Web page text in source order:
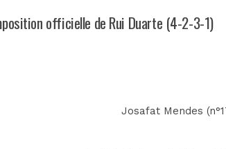
officielle de Rui Duarte (4-2-3-1)
Josafat Mendes